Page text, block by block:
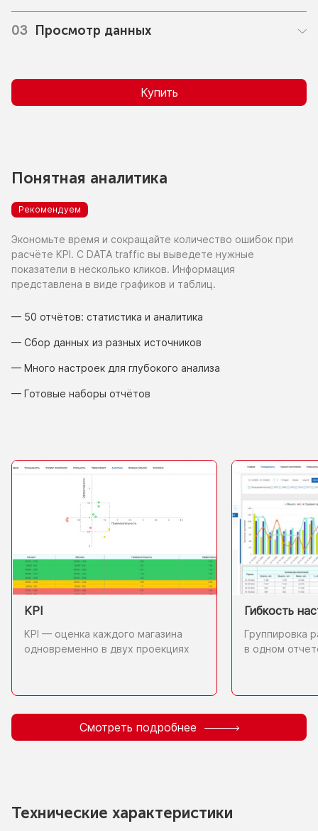
03 Просмотр данных
Купить
Понятная аналитика
Рекомендуем
Экономьте время и сокращайте количество ошибок при
расчёте KPI. С DATA traffic вы выведете нужные
показатели в несколько кликов. Информация
представлена в виде графиков и таблиц.
— 50 отчётов: статистика и аналитика
— Сбор данных из разных источников
— Много настроек для глубокого анализа
— Готовые наборы отчётов
KPI
KPI — оценка каждого магазина
одновременно в двух проекциях
Гибкость
Группировка
в одном
Смотреть подробнее
Технические характеристики